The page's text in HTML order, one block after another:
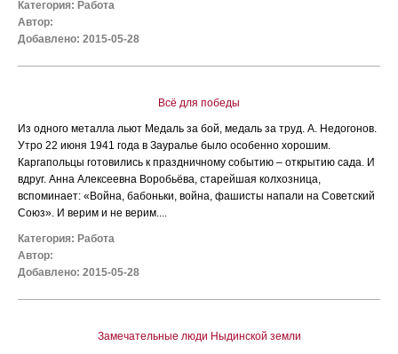
Категория: Работа
Автор:
Добавлено: 2015-05-28
Всё для победы
Из одного металла льют Медаль за бой, медаль за труд. А. Недогонов.
Утро 22 июня 1941 года в Зауралье было особенно хорошим.
Каргапольцы готовились к праздничному событию – открытию сада. И
вдруг. Анна Алексеевна Воробьёва, старейшая колхозница,
вспоминает: «Война, бабоньки, война, фашисты напали на Советский
Союз». И верим и не верим....
Категория: Работа
Автор:
Добавлено: 2015-05-28
Замечательные люди Ныдинской земли